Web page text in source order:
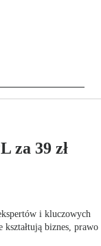
za 39 zł
i kluczowych
biznes, prawo